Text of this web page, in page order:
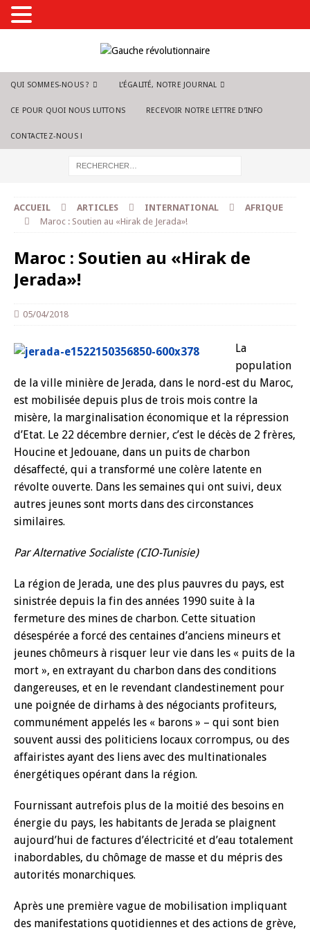
QUI SOMMES-NOUS ? L’ÉGALITÉ, NOTRE JOURNAL
CE POUR QUOI NOUS LUTTONS RECEVOIR NOTRE LETTRE D’INFO
CONTACTEZ-NOUS !
ACCUEIL ARTICLES INTERNATIONAL
AFRIQUE
Maroc : Soutien au «Hirak de Jerada»!
Maroc : Soutien au «Hirak de
Jerada»!
05/04/2018
La
population
de la ville minière de Jerada, dans le nord-est du Maroc,
est mobilisée depuis plus de trois mois contre la
misère, la marginalisation économique et la répression
d’Etat. Le 22 décembre dernier, c’est le décès de 2 frères,
Houcine et Jedouane, dans un puits de charbon
désaffecté, qui a transformé une colère latente en
révolte ouverte. Dans les semaines qui ont suivi, deux
autres jeunes sont morts dans des circonstances
similaires.
Par Alternative Socialiste (CIO-Tunisie)
La région de Jerada, une des plus pauvres du pays, est
sinistrée depuis la fin des années 1990 suite à la
fermeture des mines de charbon. Cette situation
désespérée a forcé des centaines d’anciens mineurs et
jeunes chômeurs à risquer leur vie dans les « puits de la
mort », en extrayant du charbon dans des conditions
dangereuses, et en le revendant clandestinement pour
une poignée de dirhams à des négociants profiteurs,
communément appelés les « barons » – qui sont bien
souvent aussi des politiciens locaux corrompus, ou des
affairistes ayant des liens avec des multinationales
énergétiques opérant dans la région.
Fournissant autrefois plus de la moitié des besoins en
énergie du pays, les habitants de Jerada se plaignent
aujourd’hui de factures d’électricité et d’eau totalement
inabordables, du chômage de masse et du mépris des
autorités monarchiques.
Après une première vague de mobilisation impliquant
des manifestations quotidiennes et des actions de grève,